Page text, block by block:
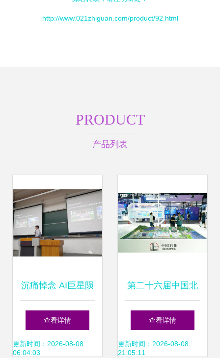
http://www.021zhiguan.com/product/92.html
PRODUCT
产品列表
沉痛悼念 AI巨星陨
落，旷视科技首席
科学家孙剑博士英
查看详情
更新时间：2026-08-08
06:04:03
第二十六届中国北
京国际科技产业博
览会开幕 聚焦信息
查看详情
更新时间：2026-08-08
21:05:11